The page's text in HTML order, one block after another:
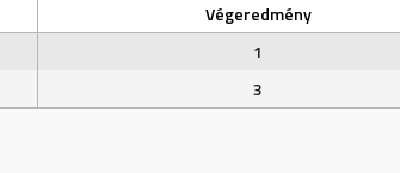
Végeredmény
1
3